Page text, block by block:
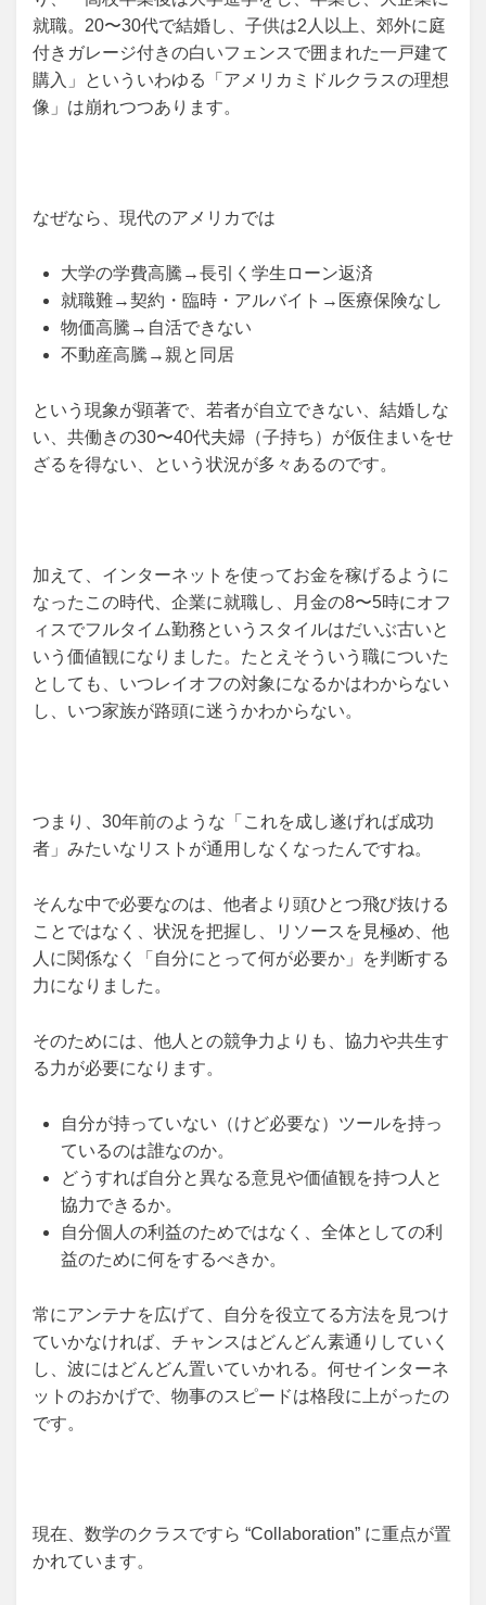
就職。20〜30代で結婚し、子供は2人以上、郊外に庭
付きガレージ付きの白いフェンスで囲まれた一戸建て
購入」といういわゆる「アメリカミドルクラスの理想
像」は崩れつつあります。
なぜなら、現代のアメリカでは
大学の学費高騰→長引く学生ローン返済
就職難→契約・臨時・アルバイト→医療保険なし
物価高騰→自活できない
不動産高騰→親と同居
という現象が顕著で、若者が自立できない、結婚しな
い、共働きの30〜40代夫婦（子持ち）が仮住まいをせ
ざるを得ない、という状況が多々あるのです。
加えて、インターネットを使ってお金を稼げるように
なったこの時代、企業に就職し、月金の8〜5時にオフ
ィスでフルタイム勤務というスタイルはだいぶ古いと
いう価値観になりました。たとえそういう職についた
としても、いつレイオフの対象になるかはわからない
し、いつ家族が路頭に迷うかわからない。
つまり、30年前のような「これを成し遂げれば成功
者」みたいなリストが通用しなくなったんですね。
そんな中で必要なのは、他者より頭ひとつ飛び抜ける
ことではなく、状況を把握し、リソースを見極め、他
人に関係なく「自分にとって何が必要か」を判断する
力になりました。
そのためには、他人との競争力よりも、協力や共生す
る力が必要になります。
自分が持っていない（けど必要な）ツールを持っ
ているのは誰なのか。
どうすれば自分と異なる意見や価値観を持つ人と
協力できるか。
自分個人の利益のためではなく、全体としての利
益のために何をするべきか。
常にアンテナを広げて、自分を役立てる方法を見つけ
ていかなければ、チャンスはどんどん素通りしていく
し、波にはどんどん置いていかれる。何せインターネ
ットのおかげで、物事のスピードは格段に上がったの
です。
現在、数学のクラスですら “Collaboration” に重点が置
かれています。